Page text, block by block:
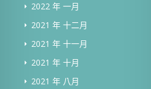
2022 年 一月
2021 年 十二月
2021 年 十一月
2021 年 十月
2021 年 八月